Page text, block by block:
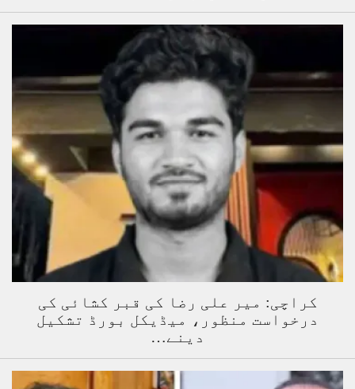
کراچی: میر علی رضا کی قبر کشائی کی
درخواست منظور، میڈیکل بورڈ تشکیل
دینے…